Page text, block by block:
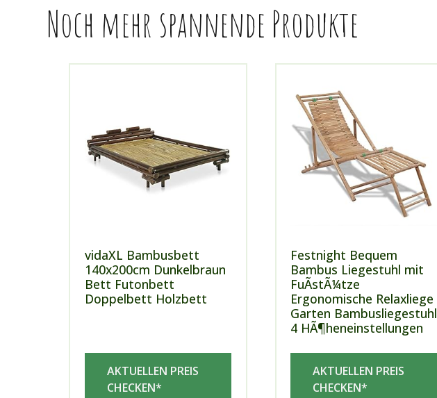
Noch mehr spannende Produkte
vidaXL Bambusbett
140x200cm Dunkelbraun
Bett Futonbett
Doppelbett Holzbett
AKTUELLEN PREIS
CHECKEN*
Festnight Bequem
Bambus Liegestuhl mit
FuÃstÃ¼tze
Ergonomische Relaxliege
Garten Bambusliegestuhl
4 HÃ¶heneinstellungen
AKTUELLEN PREIS
CHECKEN*